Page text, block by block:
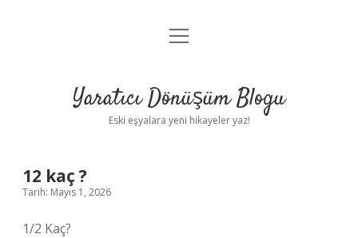
Anasayfa
Yasal Uyarı
menüyü
Yaratıcı Dönüşüm Blogu
Eski eşyalara yeni hikayeler yaz!
12 kaç ?
Tarih: Mayıs 1, 2026
1/2 Kaç?